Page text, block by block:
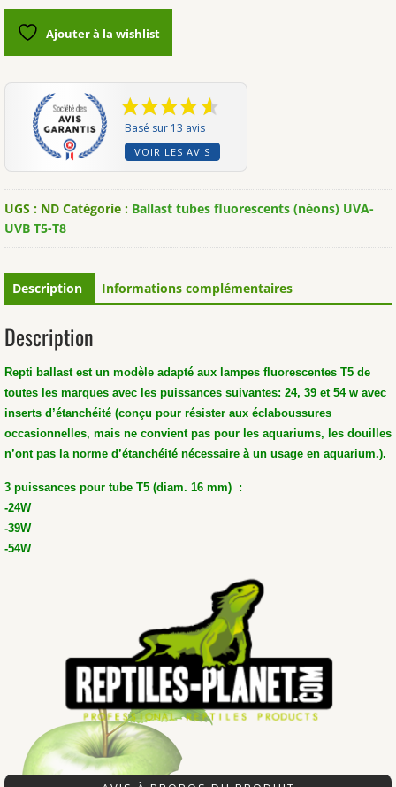
Planet
pour
tube
T5
24W,
54W
Ajouter à la wishlist
Basé sur 13 avis
VOIR LES AVIS
UGS : ND Catégorie : Ballast tubes fluorescents (néons) UVA-
UVB T5-T8
Description Informations complémentaires
Description
Repti ballast est un modèle adapté aux lampes fluorescentes T5 de
toutes les marques avec les puissances suivantes: 24, 39 et 54 w avec
inserts d’étanchéité (conçu pour résister aux éclaboussures
occasionnelles, mais ne convient pas pour les aquariums, les douilles
n’ont pas la norme d’étanchéité nécessaire à un usage en aquarium.).
3 puissances pour tube T5 (diam. 16 mm) :
-24W
-39W
-54W